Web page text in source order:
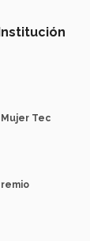
Tec